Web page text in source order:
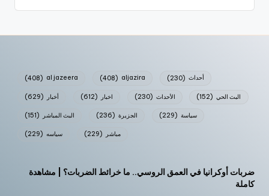
al jazeera
(408) aljazira
(408) أحداث (230)
أخبار (629) اخبار (612) الأحداث (230) البث الحي (152)
البث المباشر (151) الجزيرة (236) سياسة (229)
سياسه (229) مباشر (229)
ضربات أوكرانيا في العمق الروسي.. ما خرائط الضربات؟ | مشاهدة
كاملة